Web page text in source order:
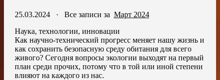
25.03.2024· Все записи за Март 2024
Наука, технологии, инновации
Как научно-технический прогресс меняет нашу жизнь и
как сохранить безопасную среду обитания для всего
живого? Сегодня вопросы экологии выходят на первый
план среди прочих, потому что в той или иной степени
влияют на каждого из нас.